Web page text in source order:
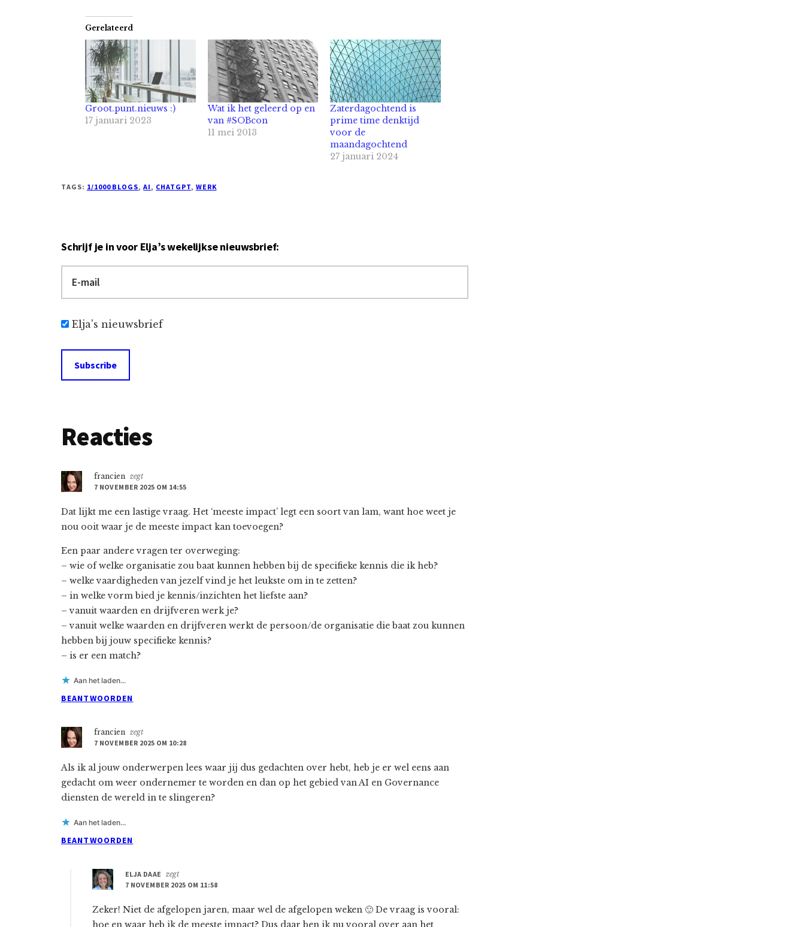
Gerelateerd
Groot.punt.nieuws :)
17 januari 2023
Wat ik het geleerd op en
van #SOBcon
11 mei 2013
Zaterdagochtend is
prime time denktijd
voor de
maandagochtend
27 januari 2024
TAGS: 1/1000 BLOGS,AI, CHATGPT, WERK
Schrijf je in voor Elja’s wekelijkse nieuwsbrief:
Elja's nieuwsbrief
Lees
Interacties
Reacties
francien zegt
7 NOVEMBER 2025 OM 14:55
Dat lijkt me een lastige vraag. Het ‘meeste impact’ legt een soort van lam, want hoe weet je
nou ooit waar je de meeste impact kan toevoegen?
Een paar andere vragen ter overweging:
– wie of welke organisatie zou baat kunnen hebben bij de specifieke kennis die ik heb?
– welke vaardigheden van jezelf vind je het leukste om in te zetten?
– in welke vorm bied je kennis/inzichten het liefste aan?
– vanuit waarden en drijfveren werk je?
– vanuit welke waarden en drijfveren werkt de persoon/de organisatie die baat zou kunnen
hebben bij jouw specifieke kennis?
– is er een match?
Aan het laden...
BEANTWOORDEN
francien zegt
7 NOVEMBER 2025 OM 10:28
Als ik al jouw onderwerpen lees waar jij dus gedachten over hebt, heb je er wel eens aan
gedacht om weer ondernemer te worden en dan op het gebied van AI en Governance
diensten de wereld in te slingeren?
Aan het laden...
BEANTWOORDEN
ELJA DAAE
zegt
7 NOVEMBER 2025 OM 11:58
Zeker! Niet de afgelopen jaren, maar wel de afgelopen weken 🙂 De vraag is vooral: